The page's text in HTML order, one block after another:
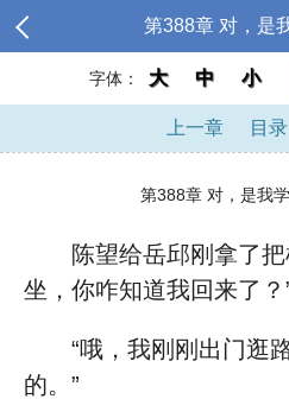
第388章 对，是
字体： 大 中 小
上一章 目录
第388章 对，是我
陈望给岳邱刚拿了
坐，你咋知道我回来了？
“哦，我刚刚出门逛
的。”